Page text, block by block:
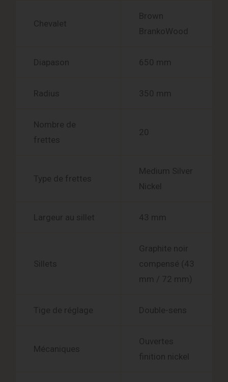
Chevalet
Brown
BrankoWood
Diapason 650 mm
Radius 350 mm
Nombre de
frettes
20
Type de frettes
Medium Silver
Nickel
Largeur au sillet 43 mm
Sillets
Graphite noir
compensé (43
mm / 72 mm)
Tige de réglage Double-sens
Mécaniques
Ouvertes
finition nickel